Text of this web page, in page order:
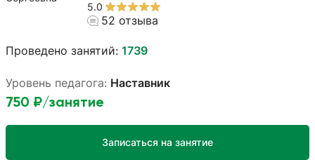
5.0
52 отзыва
Проведено занятий: 1739
Уровень педагога: Наставник
750 ₽/занятие
Записаться на занятие